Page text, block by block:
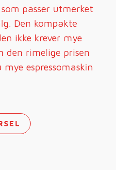
passer utmerket
Den kompakte
ikke krever mye
den rimelige prisen
espressomaskin